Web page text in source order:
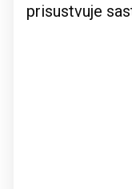
prisustvuje